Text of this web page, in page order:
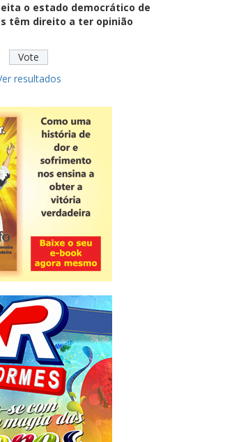
pré-selecionados têm até
para complementar
alfanumérico começa a ser
nesta sexta
o estado democrático de
têm direito a ter opinião
resultados